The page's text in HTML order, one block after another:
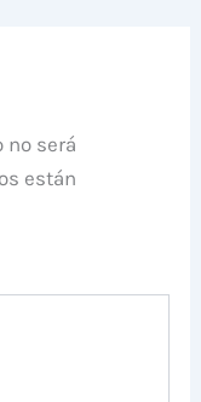
no será
están